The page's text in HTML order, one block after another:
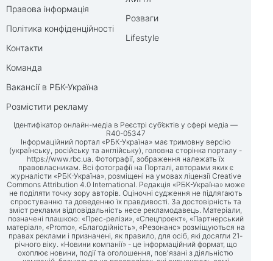
Правова інформація
Політика конфіденційності
Контакти
Команда
Вакансії в РБК-Україна
Розмістити рекламу
Розваги
Lifestyle
Ідентифікатор онлайн-медіа в Реєстрі суб’єктів у сфері медіа —
R40-05347
Інформаційний портал «РБК-Україна» має тримовну версію
(українську, російську та англійську), головна сторінка порталу -
https://www.rbc.ua. Фотографії, зображення належать їх
правовласникам. Всі фотографії на Порталі, авторами яких є
журналісти «РБК-Україна», розміщені на умовах ліцензії Creative
Commons Attribution 4.0 International. Редакція «РБК-Україна» може
не поділяти точку зору авторів. Оціночні судження не підлягають
спростуванню та доведенню їх правдивості. За достовірність та
зміст реклами відповідальність несе рекламодавець. Матеріали,
позначені плашкою: «Прес-релізи», «Спецпроект», «Партнерський
матеріал», «Promo», «Благодійність», «Резонанс» розміщуються на
правах реклами і призначені, як правило, для осіб, які досягли 21-
річного віку. «Новини компанії» - це інформаційний формат, що
охоплює новини, події та оголошення, пов'язані з діяльністю